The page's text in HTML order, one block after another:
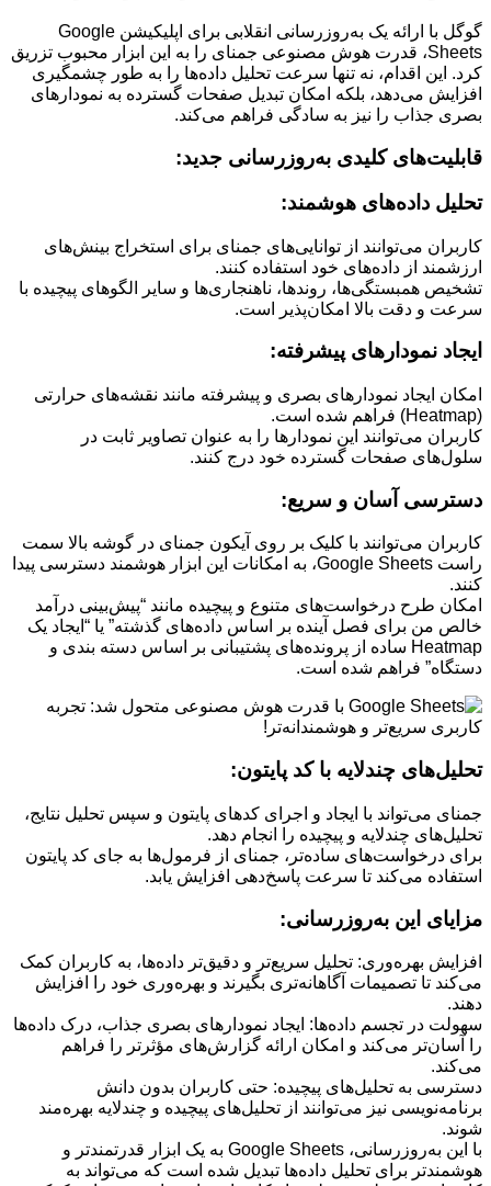
گوگل با ارائه یک به‌روزرسانی انقلابی برای اپلیکیشن Google
Sheets، قدرت هوش مصنوعی جمنای را به این ابزار محبوب تزریق
کرد. این اقدام، نه تنها سرعت تحلیل داده‌ها را به طور چشمگیری
افزایش می‌دهد، بلکه امکان تبدیل صفحات گسترده به نمودارهای
بصری جذاب را نیز به سادگی فراهم می‌کند.
قابلیت‌های کلیدی به‌روزرسانی جدید:
تحلیل داده‌های هوشمند:
کاربران می‌توانند از توانایی‌های جمنای برای استخراج بینش‌های
ارزشمند از داده‌های خود استفاده کنند.
تشخیص همبستگی‌ها، روندها، ناهنجاری‌ها و سایر الگوهای پیچیده با
سرعت و دقت بالا امکان‌پذیر است.
ایجاد نمودارهای پیشرفته:
امکان ایجاد نمودارهای بصری و پیشرفته مانند نقشه‌های حرارتی
(Heatmap) فراهم شده است.
کاربران می‌توانند این نمودارها را به عنوان تصاویر ثابت در
سلول‌های صفحات گسترده خود درج کنند.
دسترسی آسان و سریع:
کاربران می‌توانند با کلیک بر روی آیکون جمنای در گوشه بالا سمت
راست Google Sheets، به امکانات این ابزار هوشمند دسترسی پیدا
کنند.
امکان طرح درخواست‌های متنوع و پیچیده مانند “پیش‌بینی درآمد
خالص من برای فصل آینده بر اساس داده‌های گذشته” یا “ایجاد یک
Heatmap ساده از پرونده‌های پشتیبانی بر اساس دسته بندی و
دستگاه” فراهم شده است.
تحلیل‌های چندلایه با کد پایتون:
جمنای می‌تواند با ایجاد و اجرای کدهای پایتون و سپس تحلیل نتایج،
تحلیل‌های چندلایه و پیچیده را انجام دهد.
برای درخواست‌های ساده‌تر، جمنای از فرمول‌ها به جای کد پایتون
استفاده می‌کند تا سرعت پاسخ‌دهی افزایش یابد.
مزایای این به‌روزرسانی:
افزایش بهره‌وری: تحلیل سریع‌تر و دقیق‌تر داده‌ها، به کاربران کمک
می‌کند تا تصمیمات آگاهانه‌تری بگیرند و بهره‌وری خود را افزایش
دهند.
سهولت در تجسم داده‌ها: ایجاد نمودارهای بصری جذاب، درک داده‌ها
را آسان‌تر می‌کند و امکان ارائه گزارش‌های مؤثرتر را فراهم
می‌کند.
دسترسی به تحلیل‌های پیچیده: حتی کاربران بدون دانش
برنامه‌نویسی نیز می‌توانند از تحلیل‌های پیچیده و چندلایه بهره‌مند
شوند.
با این به‌روزرسانی، Google Sheets به یک ابزار قدرتمندتر و
هوشمندتر برای تحلیل داده‌ها تبدیل شده است که می‌تواند به